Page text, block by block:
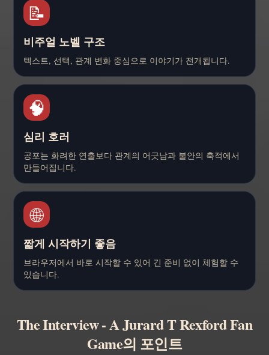
📝
비주얼 노벨 구조
텍스트, 선택, 관계 변화 중심으로 이야기가 전개됩니다.
🧠
심리 호러
공포는 화려한 연출보다 관계의 어긋남과 불안의 축적에서
만들어집니다.
🌐
짧게 시작하기 좋음
브라우저에서 바로 시작할 수 있어 긴 준비 없이 체험할 수
있습니다.
The Interview - A Jurard T Rexford Fan
Game의 포인트